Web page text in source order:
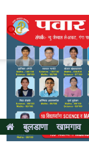
बुलडाणा खामगाव